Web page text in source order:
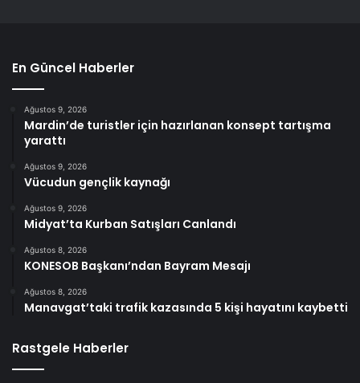
En Güncel Haberler
Ağustos 9, 2026
Mardin’de turistler için hazırlanan konsept tartışma
yarattı
Ağustos 9, 2026
Vücudun gençlik kaynağı
Ağustos 9, 2026
Midyat’ta Kurban Satışları Canlandı
Ağustos 8, 2026
KONESOB Başkanı’ndan Bayram Mesajı
Ağustos 8, 2026
Manavgat’taki trafik kazasında 5 kişi hayatını kaybetti
Rastgele Haberler